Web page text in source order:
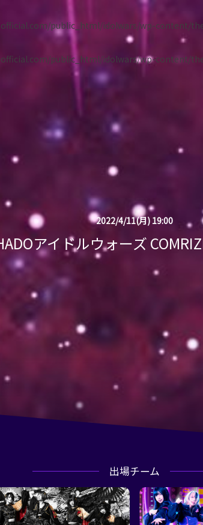
public_html/idolwars/wp-content/
public_html/idolwars/wp-content/
2022/4/11(月) 19:00
アイドルウォーズ
出場チーム